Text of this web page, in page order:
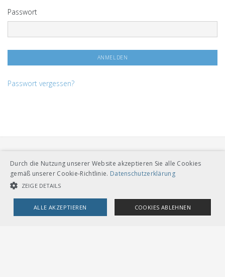
Passwort
Passwort vergessen?
VERBAND ÖFFENTLICHER VERKEHR
Dählhölzliweg 12
CH-3005 Bern
Durch die Nutzung unserer Website akzeptieren Sie alle Cookies
gemäß unserer Cookie-Richtlinie. Datenschutzerklärung
ZEIGE DETAILS
ALLE AKZEPTIEREN COOKIES ABLEHNEN